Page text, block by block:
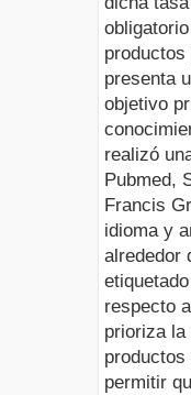
presenta
objetivo
realizó
Pubmed,
Francis
idioma y
alrededor
respecto
prioriza la
permitir